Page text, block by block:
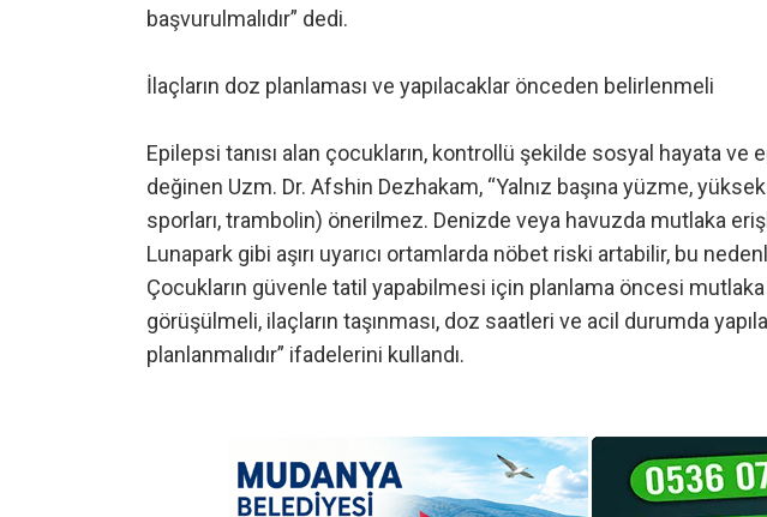
başvurulmalıdır” dedi.
İlaçların doz planlaması ve yapılacaklar önceden belirlenmeli
Epilepsi tanısı alan çocukların, kontrollü şekilde sosyal hayata ve
değinen Uzm. Dr. Afshin Dezhakam, “Yalnız başına yüzme,
sporları, trambolin) önerilmez. Denizde veya havuzda mutlaka
Lunapark gibi aşırı uyarıcı ortamlarda nöbet riski artabilir, bu
Çocukların güvenle tatil yapabilmesi için planlama öncesi
görüşülmeli, ilaçların taşınması, doz saatleri ve acil durumda
planlanmalıdır” ifadelerini kullandı.